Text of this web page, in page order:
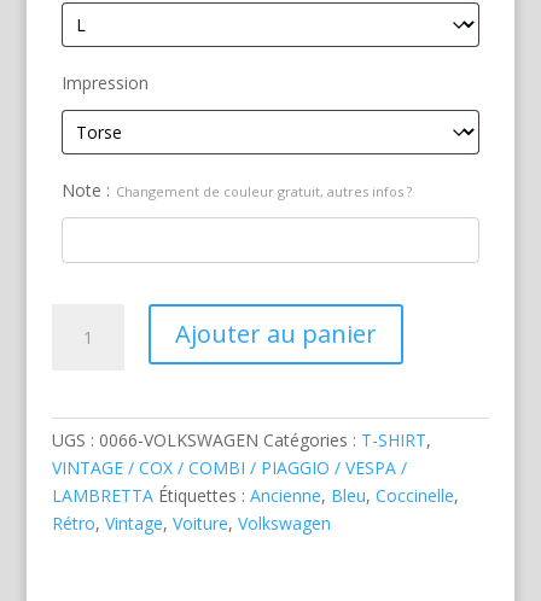
Impression
Note : Changement de couleur gratuit, autres infos ?
Ajouter au panier
UGS : 0066-VOLKSWAGEN Catégories : T-SHIRT,
VINTAGE / COX / COMBI / PIAGGIO / VESPA /
LAMBRETTA Étiquettes : Ancienne, Bleu, Coccinelle,
Rétro, Vintage, Voiture, Volkswagen